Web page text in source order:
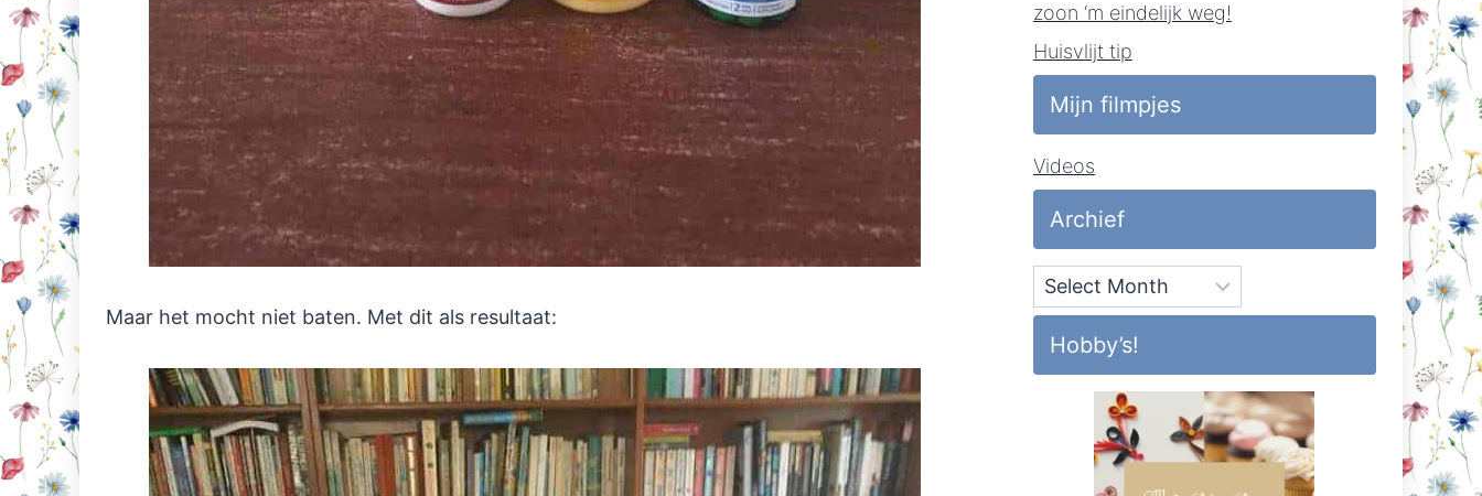
Maar het mocht niet baten. Met dit als resultaat:
zoon ‘m eindelijk weg!
Huisvlijt tip
Mijn filmpjes
Videos
Archief
Archief
Hobby’s!